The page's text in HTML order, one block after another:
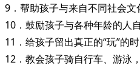
9．帮助孩子与来自不同社会文
10．鼓励孩子与各种年龄的人自
11．给孩子留出真正的“玩”的时
12．教会孩子骑自行车、游泳